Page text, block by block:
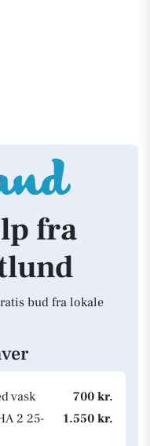
fra
bud fra lokale
vask
700 kr.
2 25-
1.550 kr.